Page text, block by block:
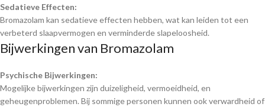
Sedatieve Effecten:
Bromazolam kan sedatieve effecten hebben, wat kan leiden tot een
verbeterd slaapvermogen en verminderde slapeloosheid.
Bijwerkingen van Bromazolam
Psychische Bijwerkingen:
Mogelijke bijwerkingen zijn duizeligheid, vermoeidheid, en
geheugenproblemen. Bij sommige personen kunnen ook verwardheid of